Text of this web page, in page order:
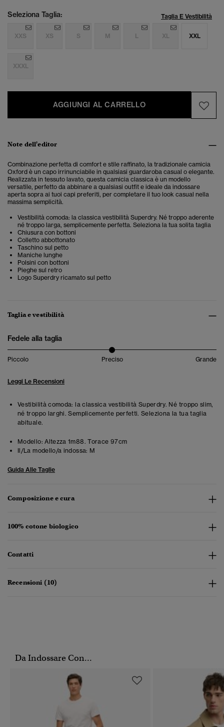
Seleziona Taglia: Taglia E Vestibilità
XXS XS S M L XL XXL
XXXL
AGGIUNGI AL CARRELLO
Note dell'editor
Combinazione perfetta di comfort e stile raffinato, la tradizionale camicia
Oxford è un capo irrinunciabile in qualsiasi guardaroba casual o elegante.
Realizzata in tessuto lavato, questa camicia classica è un modello
versatile, perfetto da abbinare a qualsiasi outfit e ideale da indossare
aperta sopra ai tuoi capi preferiti, per completare il tuo look casual nella
massima semplicità.
Vestibilità comoda: la classica vestibilità Superdry. Né troppo aderente
né troppo larga, semplicemente perfetta. Seleziona la tua solita taglia
Chiusura con bottoni
Colletto abbottonato
Taschino sul petto
Maniche lunghe
Polsini con bottoni
Pieghe sul retro
Logo Superdry ricamato sul petto
Taglia e vestibilità
Fedele alla taglia
Piccolo Preciso Grande
Leggi Le Recensioni
Vestibilità comoda: la classica vestibilità Superdry. Né troppo slim,
né troppo larghi. Semplicemente perfetti. Seleziona la tua taglia
abituale.
Modello: Altezza 1m88. Torace 97cm
Il/La modello/a indossa: M
Guida Alle Taglie
Composizione e cura
100% cotone biologico
Contatti
Recensioni (10)
Da Indossare Con...